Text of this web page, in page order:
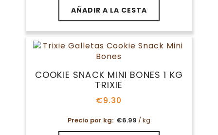
AÑADIR A LA CESTA
COOKIE SNACK MINI BONES 1 KG
TRIXIE
€9.30
Precio por kg: €6.99 / kg